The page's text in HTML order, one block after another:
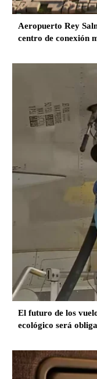
Aeropuerto Rey
centro de conexión
El futuro de los
ecológico será